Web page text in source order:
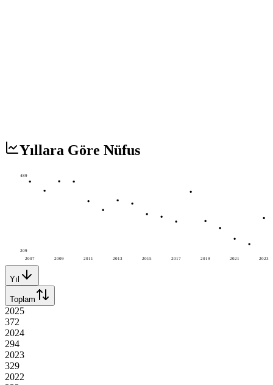
Yıllara Göre Nüfus
2007 2009 2011 2013 2015 2017 2019 2021 2023
489
209
Yıl
Toplam
2025
372
2024
294
2023
329
2022